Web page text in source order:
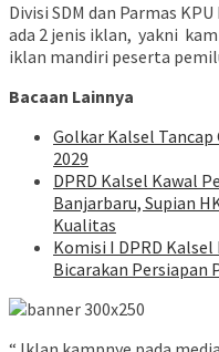
Divisi SDM dan Parmas
ada 2 jenis iklan, yakni
iklan mandiri peserta
Bacaan Lainnya
Golkar Kalsel Tancap
2029
DPRD Kalsel Kawal
Banjarbaru, Supian
Kualitas
Komisi I DPRD
Bicarakan Persiapan